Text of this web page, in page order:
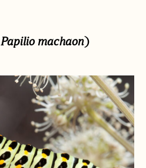
Papilio machaon)